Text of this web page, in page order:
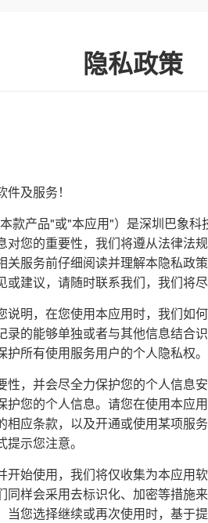
隐私政策
及服务！
款产品"或"本应用"）是深圳巴象
对您的重要性，我们将遵从法律法
关服务前仔细阅读并理解本隐私政
或建议，请随时联系我们，我们将
说明，在您使用本应用时，我们如
录的能够单独或者与其他信息结合
所有使用服务用户的个人隐私权。
性，并会尽全力保护您的个人信息
护您的个人信息。请您在使用本应
相应条款，以及开通或使用某项服
示您注意。
开始使用，我们将仅收集为本应用
同样会采用去标识化、加密等措施
当您选择继续或再次使用时，基于